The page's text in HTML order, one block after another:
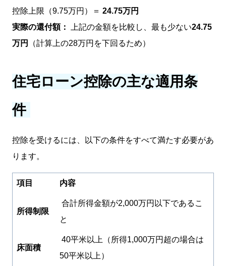
控除上限（9.75万円）＝ 24.75万円
実際の還付額：
上記の金額を比較し、最も少ない24.75
万円
（計算上の28万円を下回るため）
住宅ローン控除の主な適用条
件
控除を受けるには、以下の条件をすべて満たす必要があ
ります。
項目 内容
所得制限
合計所得金額が2,000万円以下であるこ
と
床面積
40平米以上（所得1,000万円超の場合は
50平米以上）